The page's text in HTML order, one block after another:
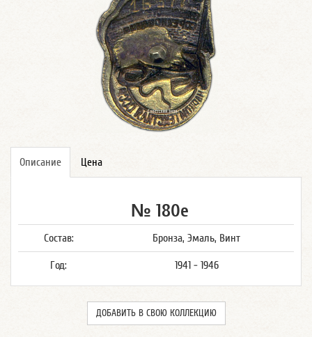
Описание Цена
№ 180е
Состав: Бронза, Эмаль, Винт
Год: 1941 - 1946
ДОБАВИТЬ В СВОЮ КОЛЛЕКЦИЮ